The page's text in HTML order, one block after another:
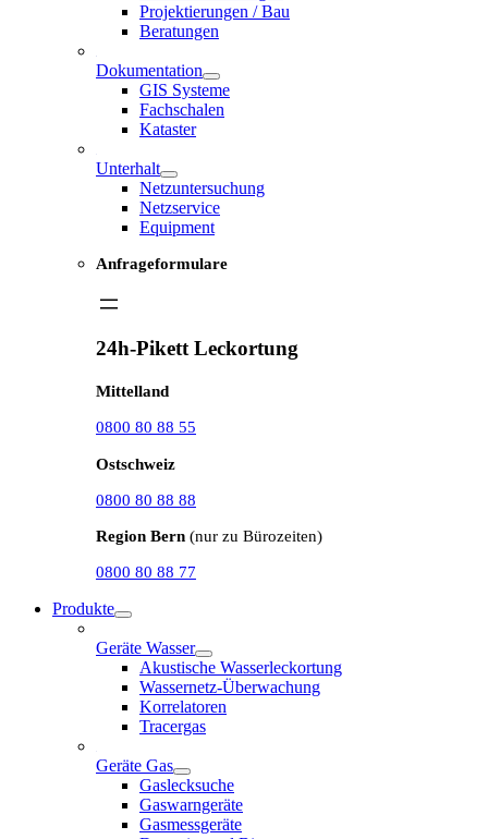
Projektierungen / Bau
Beratungen
Dokumentation
GIS Systeme
Fachschalen
Kataster
Unterhalt
Netzuntersuchung
Netzservice
Equipment
Anfrageformulare
24h-Pikett Leckortung
Mittelland
0800 80 88 55
Ostschweiz
0800 80 88 88
Region Bern (nur zu Bürozeiten)
0800 80 88 77
Produkte
Geräte Wasser
Akustische Wasserleckortung
Wassernetz-Überwachung
Korrelatoren
Tracergas
Geräte Gas
Gaslecksuche
Gaswarngeräte
Gasmessgeräte